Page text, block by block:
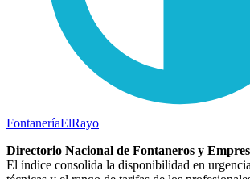
FontaneríaElRayo
Directorio Nacional de Fontaneros y
El índice consolida la disponibilidad en